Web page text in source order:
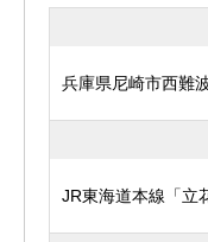
兵庫県尼崎市西難
JR東海道本線「